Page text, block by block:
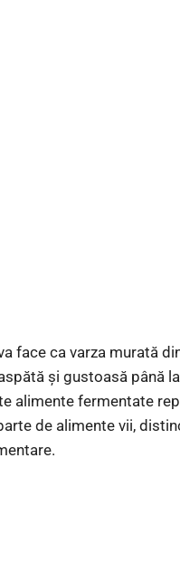
face ca varza murată
şi gustoasă până
alimente fermentate
de alimente vii,